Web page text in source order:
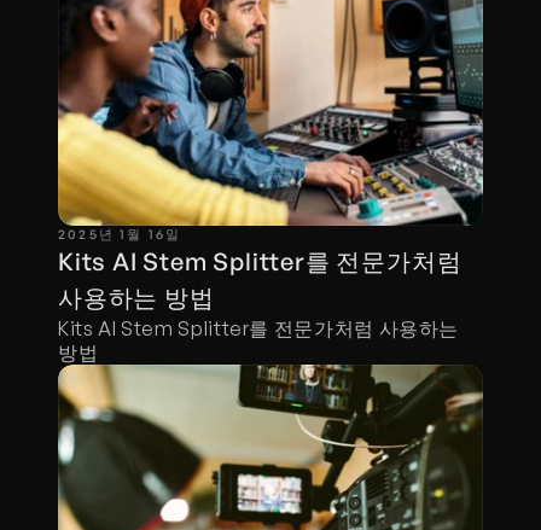
2025년 1월 16일
Kits AI Stem Splitter를 전문가처럼
사용하는 방법
Kits AI Stem Splitter를 전문가처럼 사용하는
방법